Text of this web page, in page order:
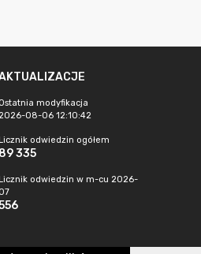
Ostatnia modyfikacja
08-06 12:10:42
Licznik odwiedzin ogółem
89 335
Licznik odwiedzin w m-cu 2026-
07